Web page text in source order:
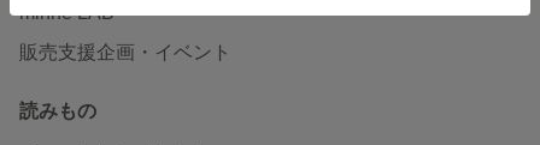
minne LAB
販売支援企画・イベント
読みもの